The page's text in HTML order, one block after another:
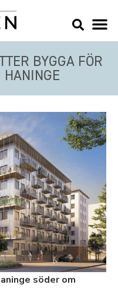
BYGGA FÖR
HANINGE
söder om